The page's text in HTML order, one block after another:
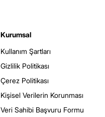
Kurumsal
Kullanım Şartları
Gizlilik Politikası
Çerez Politikası
Kişisel Verilerin Korunması
Veri Sahibi Başvuru Formu